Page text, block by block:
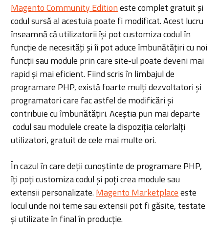
Magento Community Editioneste complet gratuit și
codul sursă al acestuia poate fi modificat. Acest lucru
înseamnă că utilizatorii își pot customiza codul în
funcție de necesități și îi pot aduce îmbunătățiri cu noi
funcții sau module prin care site-ul poate deveni mai
rapid și mai eficient. Fiind scris în limbajul de
programare PHP, există foarte mulți dezvoltatori și
programatori care fac astfel de modificări și
contribuie cu îmbunătățiri. Aceștia pun mai departe
codul sau modulele create la dispoziția celorlalți
utilizatori, gratuit de cele mai multe ori.
În cazul în care deții cunoștinte de programare PHP,
îți poți customiza codul și poți crea module sau
extensii personalizate. Magento Marketplaceeste
locul unde noi teme sau extensii pot fi găsite, testate
și utilizate în final în producție.